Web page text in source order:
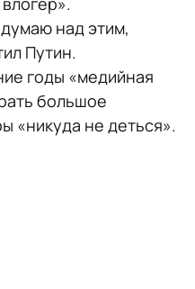
над этим,
Путин.
годы «медийная
большое
«никуда не деться».